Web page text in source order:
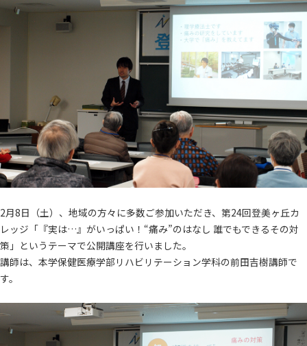
2月8日（土）、地域の方々に多数ご参加いただき、第24回登美ヶ丘カ
レッジ「『実は…』がいっぱい！“痛み”のはなし 誰でもできるその対
策」というテーマで公開講座を行いました。
講師は、本学保健医療学部リハビリテーション学科の前田吉樹講師で
す。